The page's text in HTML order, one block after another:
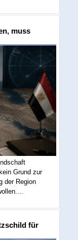
muss
Grund zur
der Region
für